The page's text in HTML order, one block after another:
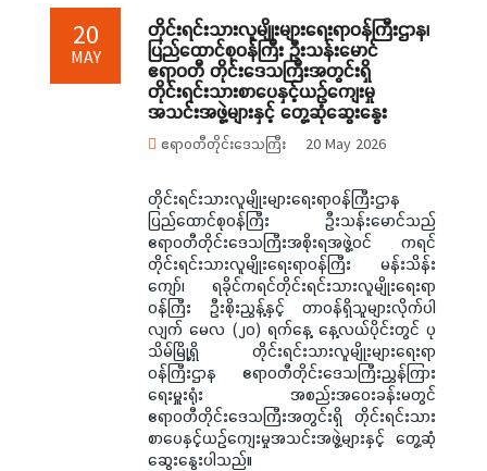
20
MAY
တိုင်းရင်းသားလူမျိုးများရေးရာဝန်ကြီးဌာန၊
ပြည်ထောင်စုဝန်ကြီး ဦးသန်းမောင်
ဧရာဝတီ တိုင်းဒေသကြီးအတွင်းရှိ
တိုင်းရင်းသားစာပေနှင့်ယဉ်ကျေးမှု
အသင်းအဖွဲ့များနှင့် တွေ့ဆုံဆွေးနွေး
ဧရာဝတီတိုင်းဒေသကြီး 20 May 2026
တိုင်းရင်းသားလူမျိုးများရေးရာဝန်ကြီးဌာန
ပြည်ထောင်စုဝန်ကြီး ဦးသန်းမောင်သည်
ဧရာဝတီတိုင်းဒေသကြီးအစိုးရအဖွဲ့ဝင် ကရင်
တိုင်းရင်းသားလူမျိုးရေးရာဝန်ကြီး မန်းသိန်း
ကျော်၊ ရခိုင်ကရင်တိုင်းရင်းသားလူမျိုးရေးရာ
ဝန်ကြီး ဦးစိုးညွန့်နှင့် တာဝန်ရှိသူများလိုက်ပါ
လျက် မေလ (၂၀) ရက်နေ့ နေ့လယ်ပိုင်းတွင် ပု
သိမ်မြို့ရှိ တိုင်းရင်းသားလူမျိုးများရေးရာ
ဝန်ကြီးဌာန ဧရာဝတီတိုင်းဒေသကြီးညွှန်ကြား
ရေးမှူးရုံး အစည်းအဝေးခန်းမတွင်
ဧရာဝတီတိုင်းဒေသကြီးအတွင်းရှိ တိုင်းရင်းသား
စာပေနှင့်ယဉ်ကျေးမှုအသင်းအဖွဲ့များနှင့် တွေ့ဆုံ
ဆွေးနွေးပါသည်။